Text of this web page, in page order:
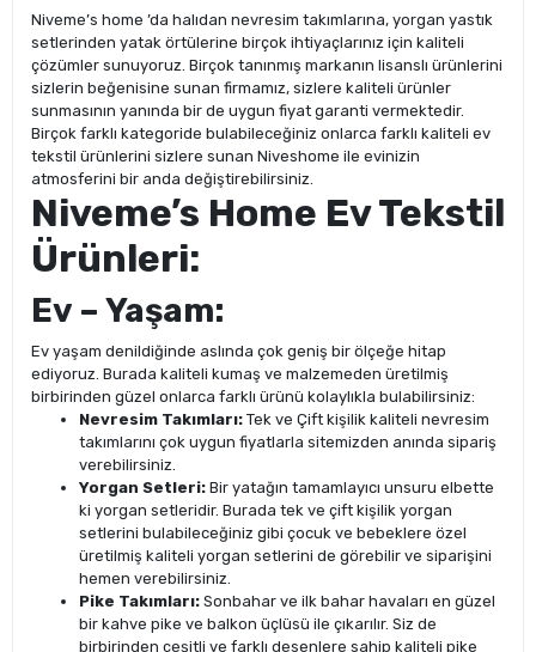
Niveme’s home ’da halıdan nevresim takımlarına, yorgan yastık
setlerinden yatak örtülerine birçok ihtiyaçlarınız için kaliteli
çözümler sunuyoruz. Birçok tanınmış markanın lisanslı ürünlerini
sizlerin beğenisine sunan firmamız, sizlere kaliteli ürünler
sunmasının yanında bir de uygun fiyat garanti vermektedir.
Birçok farklı kategoride bulabileceğiniz onlarca farklı kaliteli ev
tekstil ürünlerini sizlere sunan Niveshome ile evinizin
atmosferini bir anda değiştirebilirsiniz.
Niveme’s Home Ev Tekstil
Ürünleri:
Ev – Yaşam:
Ev yaşam denildiğinde aslında çok geniş bir ölçeğe hitap
ediyoruz. Burada kaliteli kumaş ve malzemeden üretilmiş
birbirinden güzel onlarca farklı ürünü kolaylıkla bulabilirsiniz:
Nevresim Takımları: Tek ve Çift kişilik kaliteli nevresim
takımlarını çok uygun fiyatlarla sitemizden anında sipariş
verebilirsiniz.
Yorgan Setleri: Bir yatağın tamamlayıcı unsuru elbette
ki yorgan setleridir. Burada tek ve çift kişilik yorgan
setlerini bulabileceğiniz gibi çocuk ve bebeklere özel
üretilmiş kaliteli yorgan setlerini de görebilir ve siparişini
hemen verebilirsiniz.
Pike Takımları: Sonbahar ve ilk bahar havaları en güzel
bir kahve pike ve balkon üçlüsü ile çıkarılır. Siz de
birbirinden çeşitli ve farklı desenlere sahip kaliteli pike